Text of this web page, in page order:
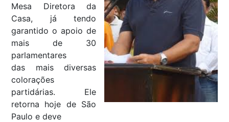
Mesa Diretora da
Casa, já tendo
garantido o apoio de
mais de 30
parlamentares
das mais diversas
colorações
partidárias. Ele
retorna hoje de São
Paulo e deve